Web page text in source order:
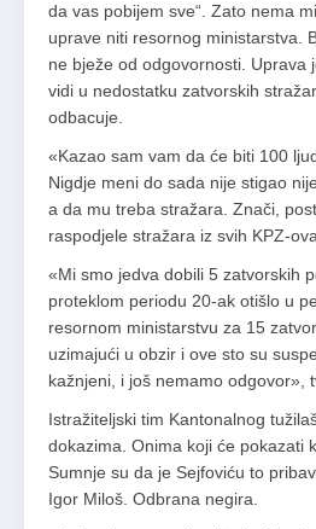
da vas pobijem sve“. Zato nema
uprave niti resornog ministarstva.
ne bježe od odgovornosti. Uprava
vidi u nedostatku zatvorskih
odbacuje.
«Kazao sam vam da će biti 100
Nigdje meni do sada nije stigao
a da mu treba stražara. Znači,
raspodjele stražara iz svih KPZ-
«Mi smo jedva dobili 5 zatvorskih
proteklom periodu 20-ak otišlo u
resornom ministarstvu za 15
uzimajući u obzir i ove sto su
kažnjeni, i još nemamo odgovor»,
Istražiteljski tim Kantonalnog
dokazima. Onima koji će pokazati
Sumnje su da je Sejfoviću to
Igor Miloš. Odbrana negira.